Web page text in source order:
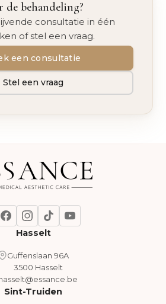
de behandeling?
consultatie in één
of stel een vraag.
een consultatie
Stel een vraag
Hasselt
Guffenslaan 96A
3500 Hasselt
Sint-Truiden